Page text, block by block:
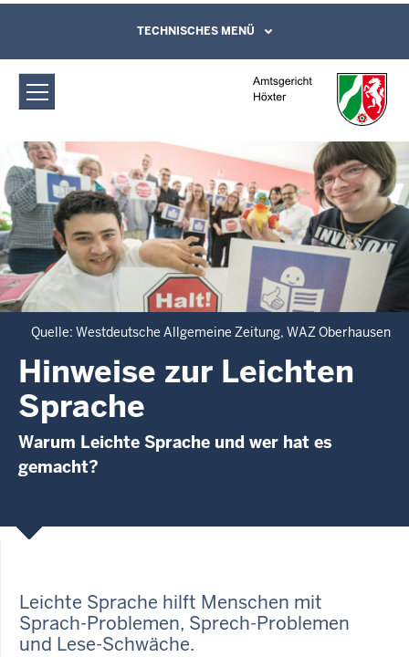
Amtsgericht Höxter: Hinweise zur
Leichten Sprache
Direkt zum Inhalt
Leichte Sprache, Gebärdensprachenvideo
und Kontaktformular
TECHNISCHES MENÜ
Quelle: Westdeutsche Allgemeine Zeitung, WAZ Oberhausen
Hinweise zur Leichten
Sprache
Warum Leichte Sprache und wer hat es
gemacht?
Leichte Sprache hilft Menschen mit
Sprach-Problemen, Sprech-Problemen
und Lese-Schwäche.